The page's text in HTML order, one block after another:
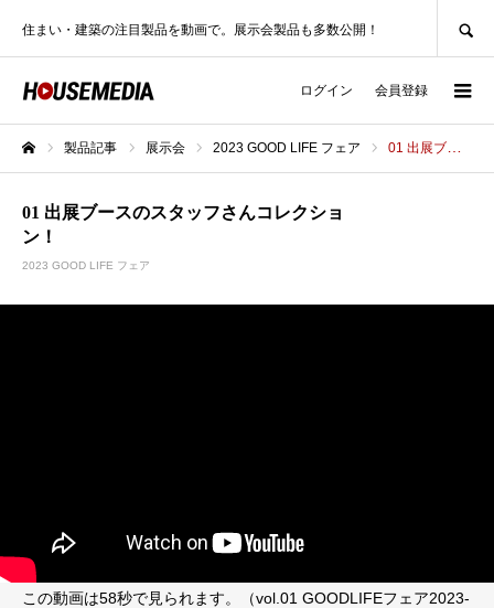
住まい・建築の注目製品を動画で。展示会製品も多数公開！
ログイン 会員登録
製品記事 展示会 2023 GOOD LIFE フェア 01 出展ブースのスタッフさんコレクション！
01 出展ブースのスタッフさんコレクショ
ン！
2023 GOOD LIFE フェア
この動画は58秒で見られます。（vol.01 GOODLIFEフェア2023-